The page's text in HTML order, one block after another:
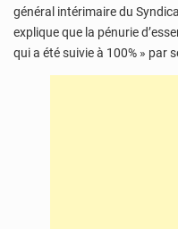
général intérimaire du
explique que la pénurie
qui a été suivie à 100% » par